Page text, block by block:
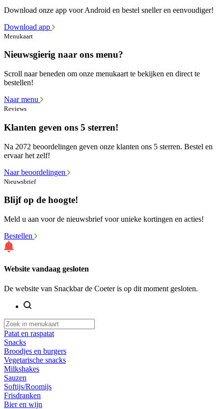
Download onze app voor Android en bestel sneller en eenvoudiger!
Download app
Menukaart
Nieuwsgierig naar ons menu?
Scroll naar beneden om onze menukaart te bekijken en direct te
bestellen!
Naar menu
Reviews
Klanten geven ons 5 sterren!
Na 2072 beoordelingen geven onze klanten ons 5 sterren. Bestel en
ervaar het zelf!
Naar beoordelingen
Nieuwsbrief
Blijf op de hoogte!
Meld u aan voor de nieuwsbrief voor unieke kortingen en acties!
Bestellen
Website vandaag gesloten
De website van Snackbar de Coeter is op dit moment gesloten.
Patat en raspatat
Snacks
Broodjes en burgers
Vegetarische snacks
Milkshakes
Sauzen
Softijs/Roomijs
Frisdranken
Bier en wijn